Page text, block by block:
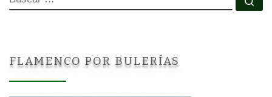
FLAMENCO POR BULERÍAS